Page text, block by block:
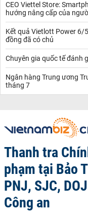
CEO Viettel Store:
hướng nâng cấp của
Kết quả Vietlott Power
đồng đã có chủ
Chuyên gia quốc tế đánh
Ngân hàng Trung ương
tháng 7
Thanh tra
phạm tại Bảo
PNJ, SJC,
Công an